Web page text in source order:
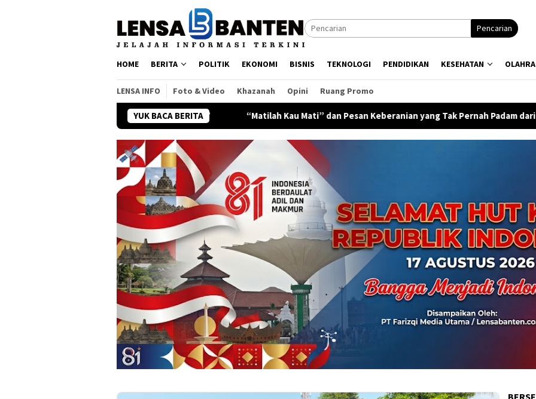
Pencarian
HOME BERITA POLITIK EKONOMI BISNIS TEKNOLOGI PENDIDIKAN KESEHATAN
LENSA INFO Foto & Video Khazanah Opini Ruang Promo
YUK BACA BERITA
Japasal di “Ternyata Ini Cinta” “Matilah Kau Mati” dan Pesan Keberanian yang Tak Pernah Padam dari Semesta Laut